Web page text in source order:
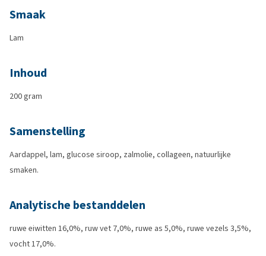
Smaak
Lam
Inhoud
200 gram
Samenstelling
Aardappel, lam, glucose siroop, zalmolie, collageen, natuurlijke
smaken.
Analytische bestanddelen
ruwe eiwitten 16,0%, ruw vet 7,0%, ruwe as 5,0%, ruwe vezels 3,5%,
vocht 17,0%.